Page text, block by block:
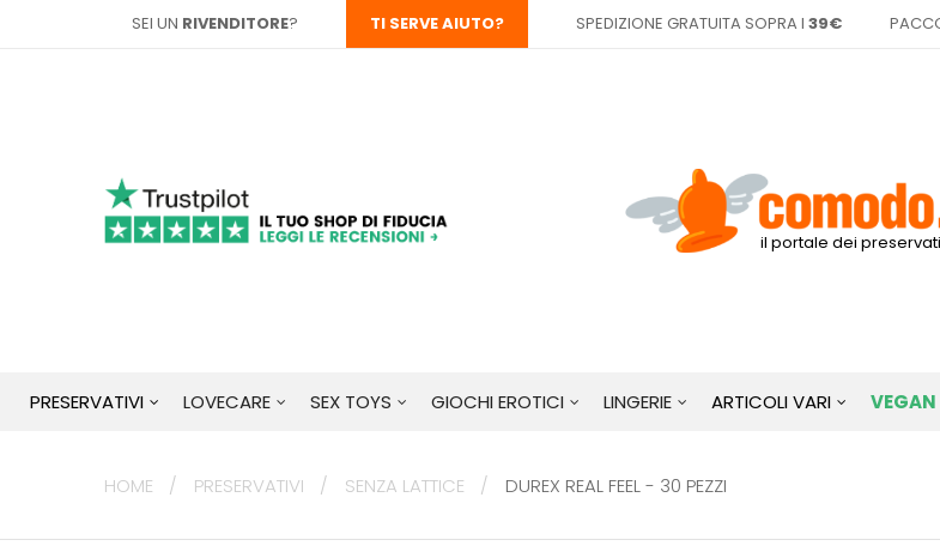
SEI UN RIVENDITORE? TI SERVE AIUTO? SPEDIZIONE GRATUITA SOPRA I 39€
il portale dei
PRESERVATIVI LOVECARE SEX TOYS GIOCHI EROTICI LINGERIE ARTICOLI VARI VEGAN
HOME PRESERVATIVI SENZA LATTICE DUREX REAL FEEL - 30 PEZZI